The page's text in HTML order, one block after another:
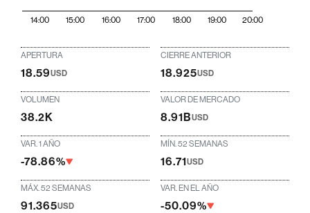
14:00 15:00 16:00 17:00 18:00 19:00 20:00
APERTURA
18.59USD
CIERRE ANTERIOR
18.925USD
VOLUMEN
38.2K
VALOR DE MERCADO
8.91BUSD
VAR. 1 AÑO
-78.86%
MÍN. 52 SEMANAS
16.71USD
MÁX. 52 SEMANAS
91.365USD
VAR. EN EL AÑO
-50.09%